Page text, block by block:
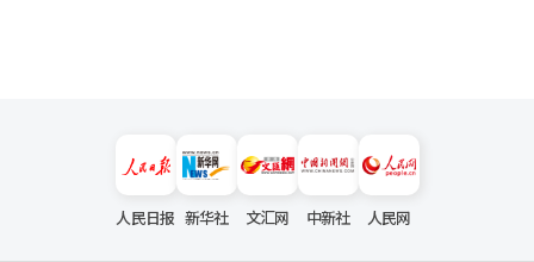
人民日报 新华社 文汇网 中新社 人民网